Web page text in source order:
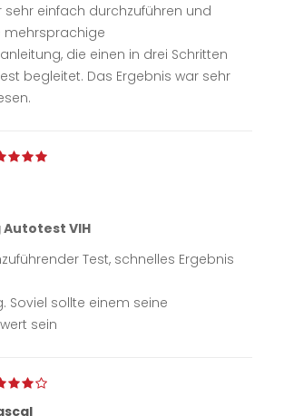
sehr einfach durchzuführen und
mehrsprachige
die einen in drei Schritten
begleitet. Das Ergebnis war sehr
VIH
Test, schnelles Ergebnis
Soviel sollte einem seine
sein